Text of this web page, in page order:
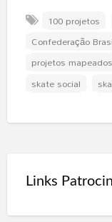
100 projetos
Confederação
projetos mapeados
skate social
Links